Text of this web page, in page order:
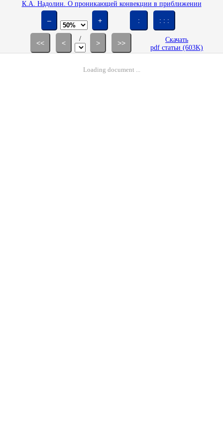
К.А. Надолин. О проникающей конвекции в приближении
изотермически несжимаемой жидкости // Изв. РАН. МЖГ. 1996. № 2.
С. 40-52.
– + : : : :
<< <
/
> >>
Скачать
pdf статьи (603K)
Loading document ...